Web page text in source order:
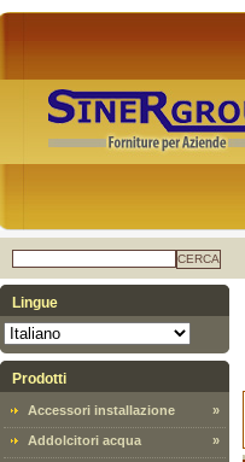
CERCA
Lingue
Prodotti
Accessori installazione »
Addolcitori acqua »